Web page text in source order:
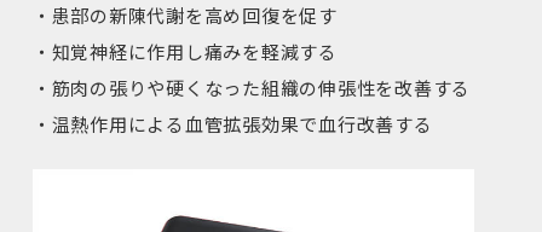
・患部の新陳代謝を高め回復を促す
・知覚神経に作用し痛みを軽減する
・筋肉の張りや硬くなった組織の伸張性を改善する
・温熱作用による血管拡張効果で血行改善する